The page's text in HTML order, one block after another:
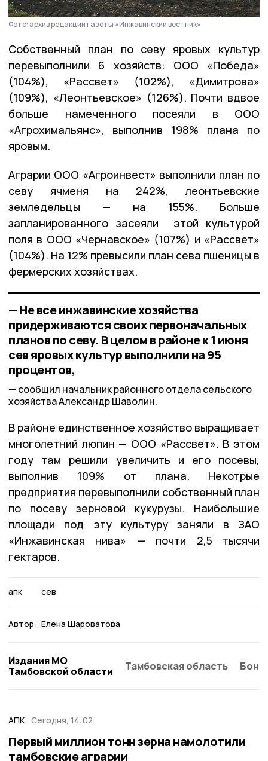
Фото: архив редакции газеты «Инжавинский вестник»
Собственный план по севу яровых культур
перевыполнили 6 хозяйств: ООО «Победа»
(104%), «Рассвет» (102%), «Димитрова»
(109%), «Леонтьевское» (126%). Почти вдвое
больше намеченного посеяли в ООО
«Агрохимальянс», выполнив 198% плана по
яровым.
Аграрии ООО «Агроинвест» выполнили план по
севу ячменя на 242%, леонтьевские
земледельцы — на 155%. Больше
запланированного засеяли этой культурой
поля в ООО «Чернавское» (107%) и «Рассвет»
(104%). На 12% превысили план сева пшеницы в
фермерских хозяйствах.
— Не все инжавинские хозяйства
придерживаются своих первоначальных
планов по севу. В целом в районе к 1 июня
сев яровых культур выполнили на 95
процентов,
сообщил начальник районного отдела сельского
хозяйства Александр Шаволин.
В районе единственное хозяйство выращивает
многолетний люпин — ООО «Рассвет». В этом
году там решили увеличить и его посевы,
выполнив 109% от плана. Некотрые
предприятия перевыполнили собственный план
по посеву зерновой кукурузы. Наибольшие
площади под эту культуру заняли в ЗАО
«Инжавинская нива» — почти 2,5 тысячи
гектаров.
апк сев
Автор: Елена Шароватова
Издания МО
Тамбовской области
Тамбовская область
АПК Сегодня, 14:02
Первый миллион тонн зерна намолотили
тамбовские аграрии